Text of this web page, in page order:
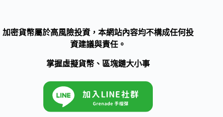
加密貨幣屬於高風險投資，本網站內容均不構成任何投
資建議與責任。
掌握虛擬貨幣、區塊鏈大小事